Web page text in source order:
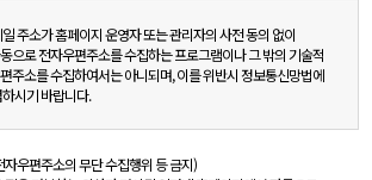
주소가 홈페이지 운영자 또는 관리자의 사전 동의 없이
으로 전자우편주소를 수집하는 프로그램이나 그 밖의 기술적
주소를 수집하여서는 아니되며, 이를 위반시 정보통신망법에
시기 바랍니다.
우편주소의 무단 수집행위 등 금지)